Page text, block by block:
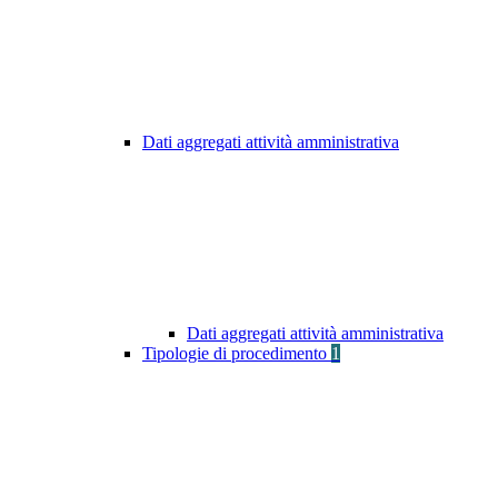
Dati aggregati attività amministrativa
Dati aggregati attività amministrativa
Tipologie di procedimento 1